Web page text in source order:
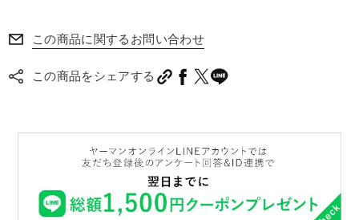
この商品に関するお問い合わせ
この商品をシェアする